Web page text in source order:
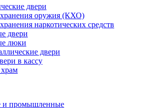
двери
оружия (КХО)
наркотических средств
двери
люки
двери
в кассу
и промышленные